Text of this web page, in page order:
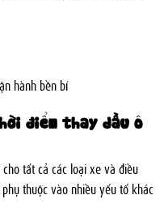
hành bền bỉ
điểm thay dầu ô
tất cả các loại xe và điều
phụ thuộc vào nhiều yếu tố khác